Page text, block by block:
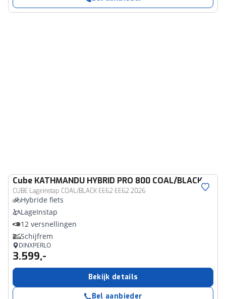
Cube KATHMANDU HYBRID PRO 800 COAL/BLACK
CUBE Lageinstap COAL/BLACK EE62 EE62 2026
Hybride fiets
LageInstap
12 versnellingen
Schijfrem
DINXPERLO
3.599,-
Bekijk details
Bel aanbieder